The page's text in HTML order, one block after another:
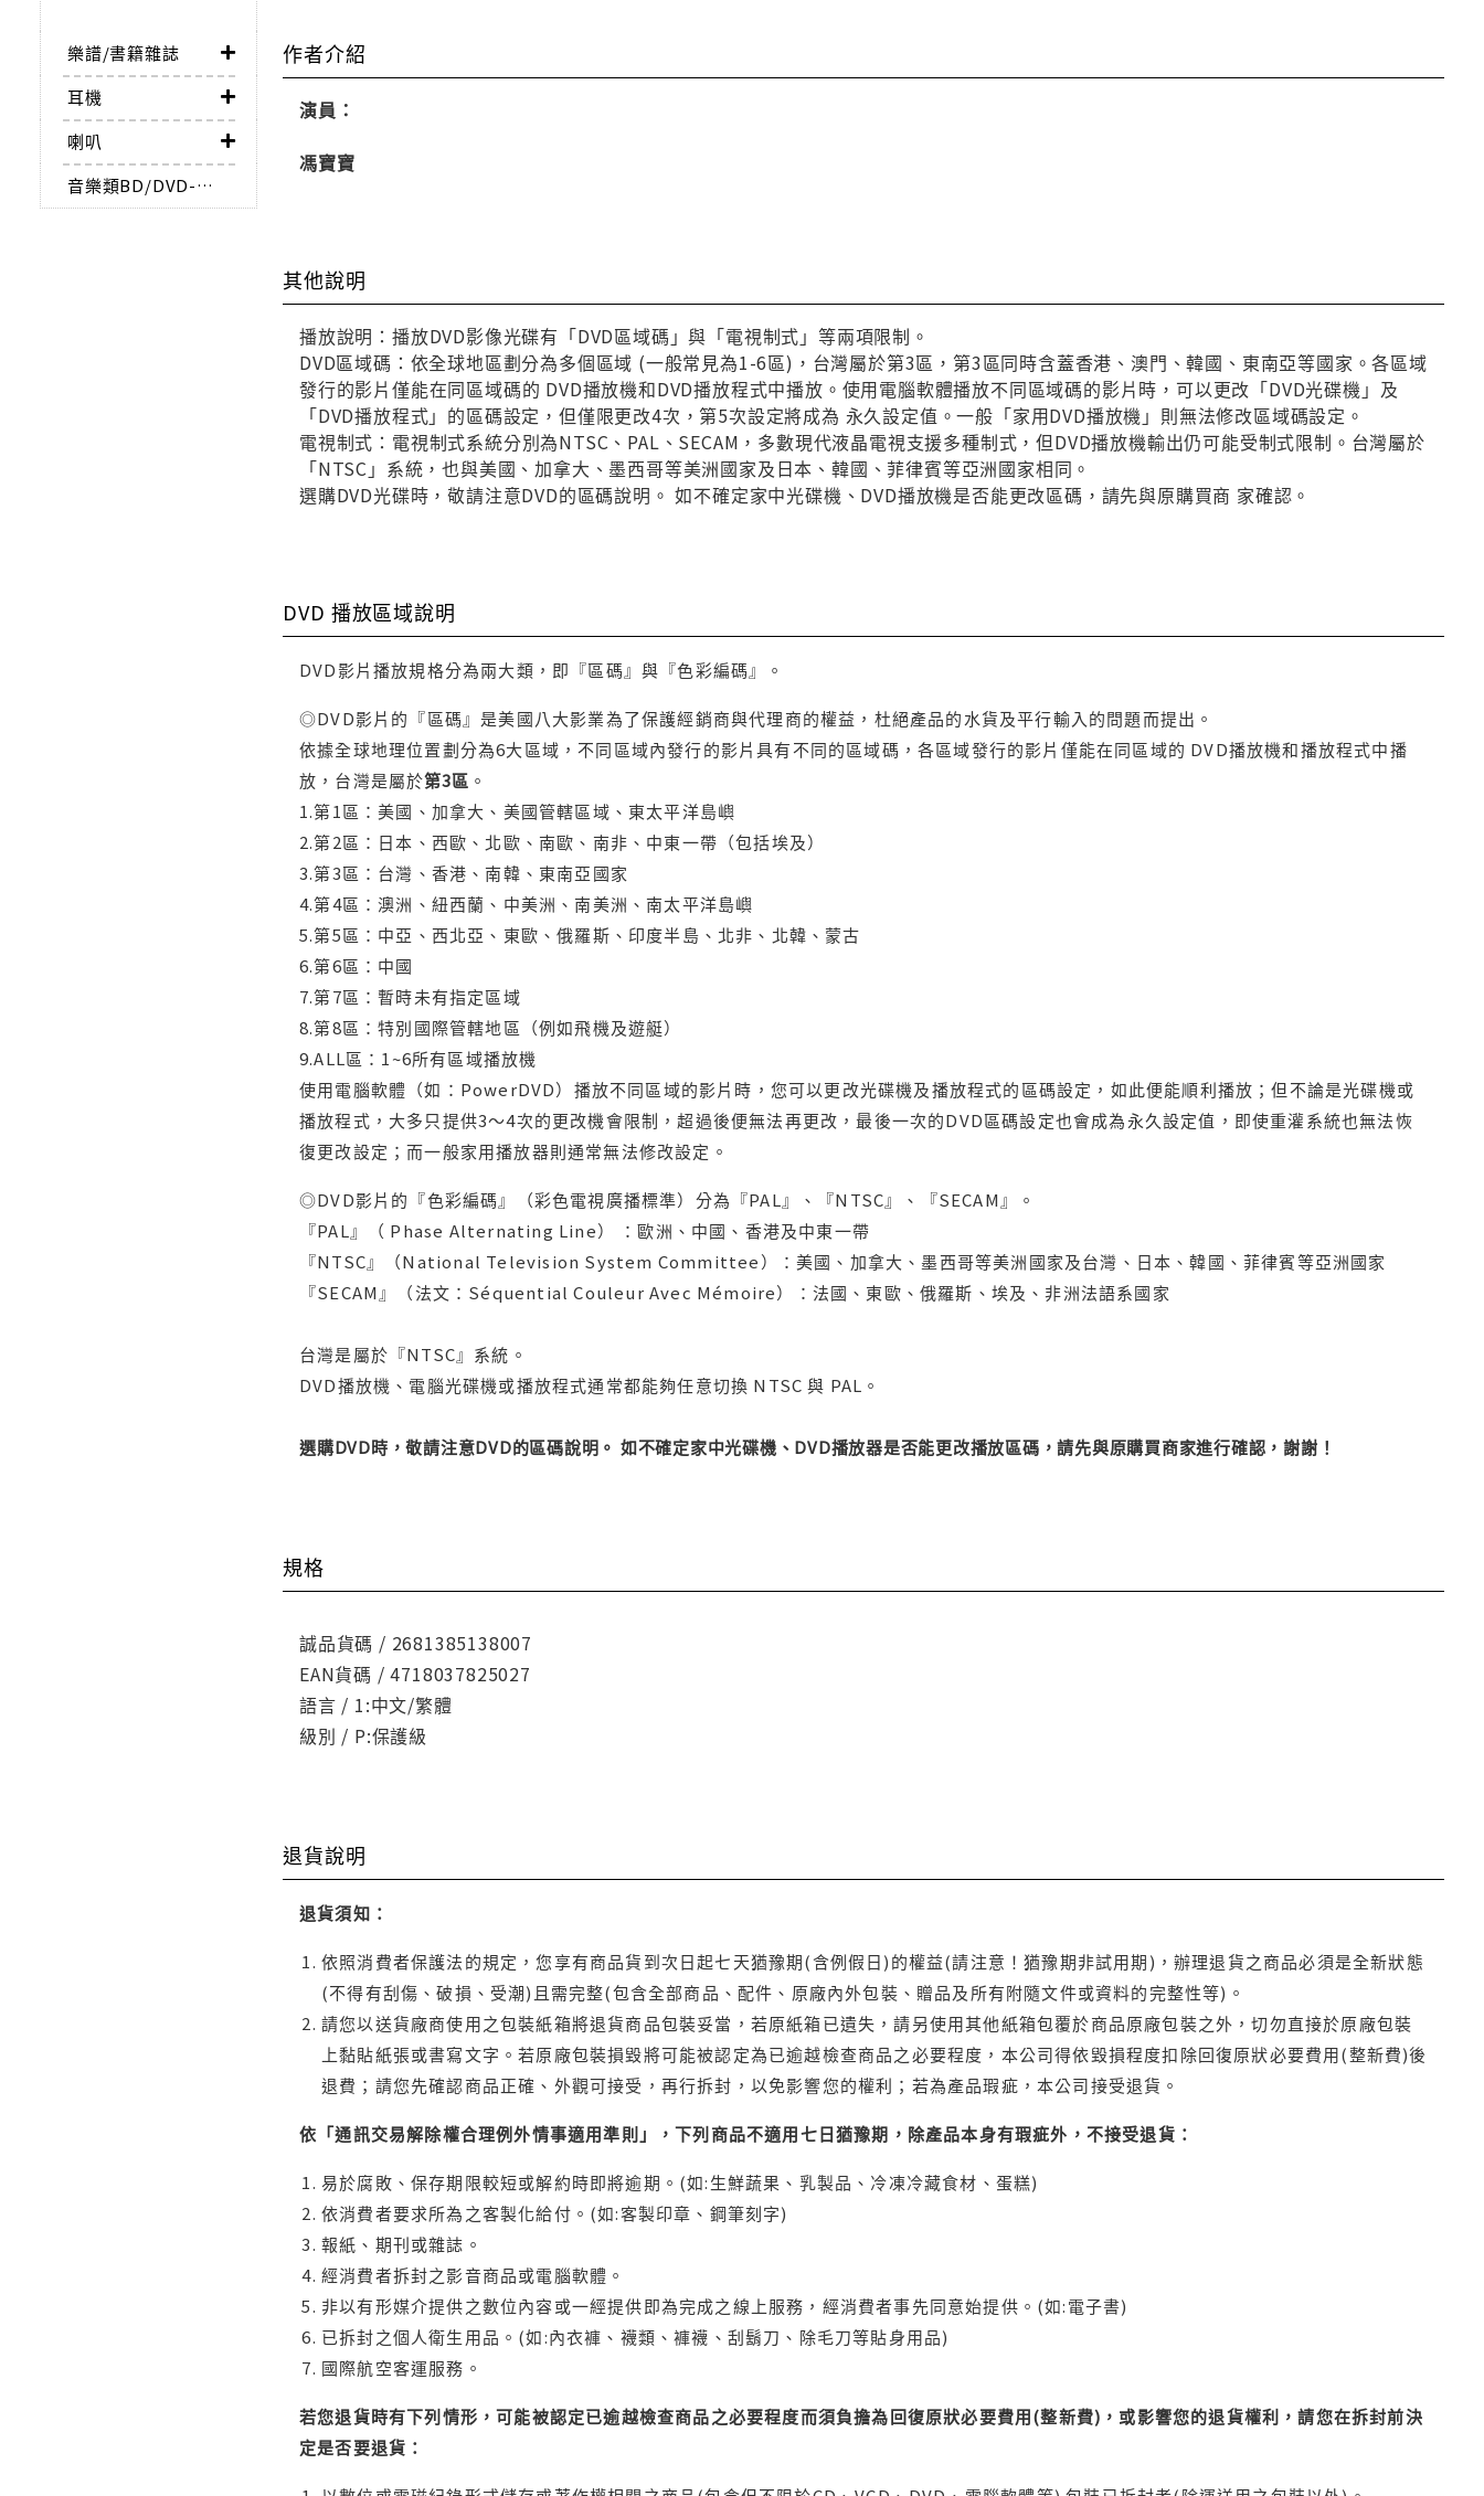
樂譜/書籍雜誌
耳機
喇叭
音樂類BD/DVD-AUDIO
作者介紹
演員：
馮寶寶
其他說明
播放說明：播放DVD影像光碟有「DVD區域碼」與「電視制式」等兩項限制。
DVD區域碼：依全球地區劃分為多個區域 (一般常見為1-6區)，台灣屬於第3區，第3區同時含蓋香港、澳門、韓國、東南亞等國家。各區域
發行的影片僅能在同區域碼的 DVD播放機和DVD播放程式中播放。使用電腦軟體播放不同區域碼的影片時，可以更改「DVD光碟機」及
「DVD播放程式」的區碼設定，但僅限更改4次，第5次設定將成為 永久設定值。一般「家用DVD播放機」則無法修改區域碼設定。
電視制式：電視制式系統分別為NTSC、PAL、SECAM，多數現代液晶電視支援多種制式，但DVD播放機輸出仍可能受制式限制。台灣屬於
「NTSC」系統，也與美國、加拿大、墨西哥等美洲國家及日本、韓國、菲律賓等亞洲國家相同。
選購DVD光碟時，敬請注意DVD的區碼說明。 如不確定家中光碟機、DVD播放機是否能更改區碼，請先與原購買商 家確認。
DVD 播放區域說明
DVD影片播放規格分為兩大類，即『區碼』與『色彩編碼』。
◎DVD影片的『區碼』是美國八大影業為了保護經銷商與代理商的權益，杜絕產品的水貨及平行輸入的問題而提出。
依據全球地理位置劃分為6大區域，不同區域內發行的影片具有不同的區域碼，各區域發行的影片僅能在同區域的 DVD播放機和播放程式中播
放，台灣是屬於第3區 。
1.第1區：美國、加拿大、美國管轄區域、東太平洋島嶼
2.第2區：日本、西歐、北歐、南歐、南非、中東一帶（包括埃及）
3.第3區：台灣、香港、南韓、東南亞國家
4.第4區：澳洲、紐西蘭、中美洲、南美洲、南太平洋島嶼
5.第5區：中亞、西北亞、東歐、俄羅斯、印度半島、北非、北韓、蒙古
6.第6區：中國
7.第7區：暫時未有指定區域
8.第8區：特別國際管轄地區（例如飛機及遊艇）
9.ALL區：1~6所有區域播放機
使用電腦軟體（如：PowerDVD）播放不同區域的影片時，您可以更改光碟機及播放程式的區碼設定，如此便能順利播放；但不論是光碟機或
播放程式，大多只提供3～4次的更改機會限制，超過後便無法再更改，最後一次的DVD區碼設定也會成為永久設定值，即使重灌系統也無法恢
復更改設定；而一般家用播放器則通常無法修改設定。
◎DVD影片的『色彩編碼』（彩色電視廣播標準）分為『PAL』、『NTSC』、『SECAM』。
『PAL』（ Phase Alternating Line） ：歐洲、中國、香港及中東一帶
『NTSC』（National Television System Committee）：美國、加拿大、墨西哥等美洲國家及台灣、日本、韓國、菲律賓等亞洲國家
『SECAM』（法文：Séquential Couleur Avec Mémoire）：法國、東歐、俄羅斯、埃及、非洲法語系國家
台灣是屬於『NTSC』系統。
DVD播放機、電腦光碟機或播放程式通常都能夠任意切換 NTSC 與 PAL。
選購DVD時，敬請注意DVD的區碼說明。 如不確定家中光碟機、DVD播放器是否能更改播放區碼，請先與原購買商家進行確認，謝謝！
規格
誠品貨碼 / 2681385138007
EAN貨碼 / 4718037825027
語言 / 1:中文/繁體
級別 / P:保護級
退貨說明
退貨須知：
依照消費者保護法的規定，您享有商品貨到次日起七天猶豫期(含例假日)的權益(請注意！猶豫期非試用期)，辦理退貨之商品必須是全新狀態
(不得有刮傷、破損、受潮)且需完整(包含全部商品、配件、原廠內外包裝、贈品及所有附隨文件或資料的完整性等)。
請您以送貨廠商使用之包裝紙箱將退貨商品包裝妥當，若原紙箱已遺失，請另使用其他紙箱包覆於商品原廠包裝之外，切勿直接於原廠包裝
上黏貼紙張或書寫文字。若原廠包裝損毀將可能被認定為已逾越檢查商品之必要程度，本公司得依毀損程度扣除回復原狀必要費用(整新費)後
退費；請您先確認商品正確、外觀可接受，再行拆封，以免影響您的權利；若為產品瑕疵，本公司接受退貨。
依「通訊交易解除權合理例外情事適用準則」，下列商品不適用七日猶豫期，除產品本身有瑕疵外，不接受退貨：
易於腐敗、保存期限較短或解約時即將逾期。(如:生鮮蔬果、乳製品、冷凍冷藏食材、蛋糕)
依消費者要求所為之客製化給付。(如:客製印章、鋼筆刻字)
報紙、期刊或雜誌。
經消費者拆封之影音商品或電腦軟體。
非以有形媒介提供之數位內容或一經提供即為完成之線上服務，經消費者事先同意始提供。(如:電子書)
已拆封之個人衛生用品。(如:內衣褲、襪類、褲襪、刮鬍刀、除毛刀等貼身用品)
國際航空客運服務。
若您退貨時有下列情形，可能被認定已逾越檢查商品之必要程度而須負擔為回復原狀必要費用(整新費)，或影響您的退貨權利，請您在拆封前決
定是否要退貨：